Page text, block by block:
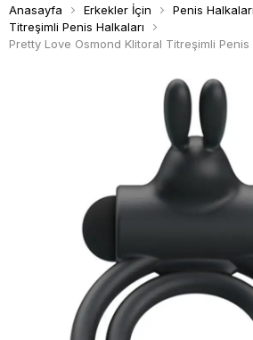
Anasayfa Erkekler İçin
Penis Halkaları
Titreşimli Penis Halkaları
Pretty Love Osmond Klitoral Titreşimli Penis